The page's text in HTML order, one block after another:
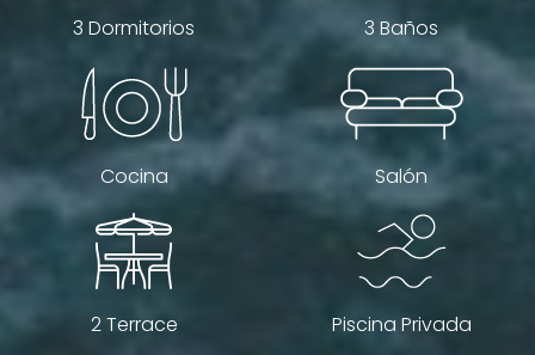
3 Dormitorios 3 Baños
Cocina Salón
2 Terrace Piscina Privada